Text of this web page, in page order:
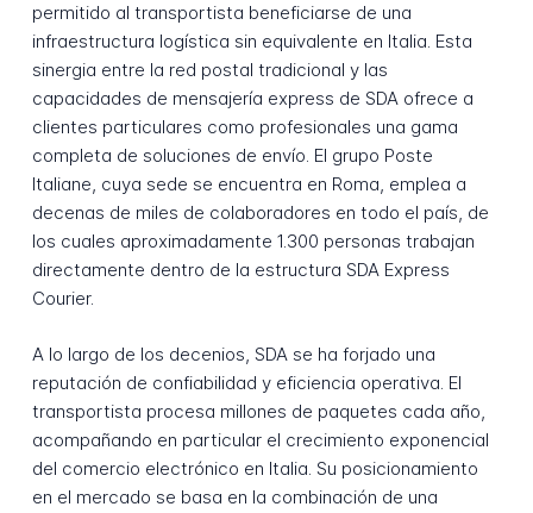
permitido al transportista beneficiarse de una
infraestructura logística sin equivalente en Italia. Esta
sinergia entre la red postal tradicional y las
capacidades de mensajería express de SDA ofrece a
clientes particulares como profesionales una gama
completa de soluciones de envío. El grupo Poste
Italiane, cuya sede se encuentra en Roma, emplea a
decenas de miles de colaboradores en todo el país, de
los cuales aproximadamente 1.300 personas trabajan
directamente dentro de la estructura SDA Express
Courier.
A lo largo de los decenios, SDA se ha forjado una
reputación de confiabilidad y eficiencia operativa. El
transportista procesa millones de paquetes cada año,
acompañando en particular el crecimiento exponencial
del comercio electrónico en Italia. Su posicionamiento
en el mercado se basa en la combinación de una